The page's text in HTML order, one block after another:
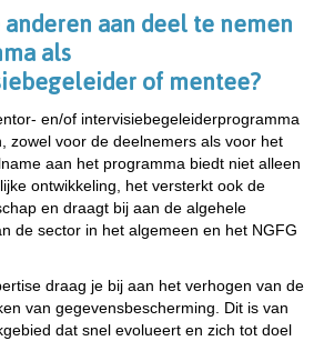
aan deel te nemen
als
of mentee?
en/of intervisiebegeleiderprogramma
zowel voor de deelnemers als voor het
aan het programma biedt niet alleen
ontwikkeling, het versterkt ook de
en draagt bij aan de algehele
de sector in het algemeen en het NGFG
draag je bij aan het verhogen van de
van gegevensbescherming. Dit is van
dat snel evolueert en zich tot doel